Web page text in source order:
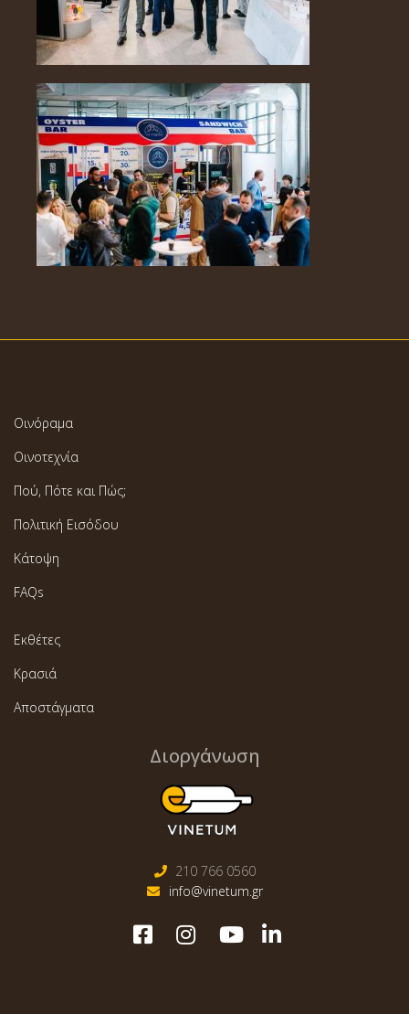
Οινόραμα
Οινοτεχνία
Πού, Πότε και Πώς;
Πολιτική Εισόδου
Κάτοψη
FAQs
Εκθέτες
Κρασιά
Αποστάγματα
Διοργάνωση
210 766 0560
info@vinetum.gr